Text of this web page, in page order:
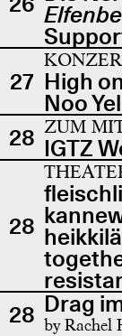
27 High
Noo
28 ZUM
IGTZ
28
28 Drag
by Rachel